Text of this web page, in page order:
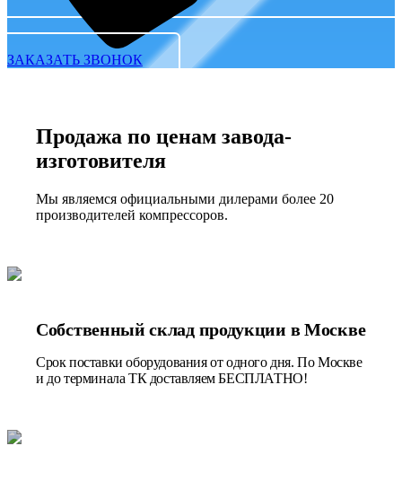
ЗАКАЗАТЬ ЗВОНОК
Продажа по ценам завода-
изготовителя
Мы являемся официальными дилерами более 20
производителей компрессоров.
Собственный склад продукции в Москве
Срок поставки оборудования от одного дня. По Москве
и до терминала ТК доставляем БЕСПЛАТНО!